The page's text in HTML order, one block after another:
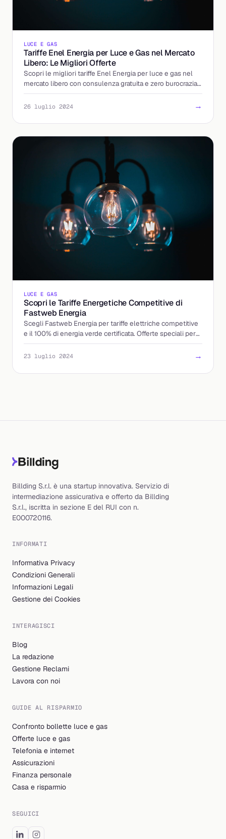
LUCE E GAS
Tariffe Enel Energia per Luce e Gas nel Mercato
Libero: Le Migliori Offerte
Scopri le migliori tariffe Enel Energia per luce e gas nel
mercato libero con consulenza gratuita e zero burocrazia
grazie a Billding.it.
26 luglio 2024 →
LUCE E GAS
Scopri le Tariffe Energetiche Competitive di
Fastweb Energia
Scegli Fastweb Energia per tariffe elettriche competitive
e il 100% di energia verde certificata. Offerte speciali per
clienti Fastweb.
23 luglio 2024 →
Billding S.r.l. è una startup innovativa. Servizio di
intermediazione assicurativa e offerto da Billding
S.r.l., iscritta in sezione E del RUI con n.
E000720116.
INFORMATI
Informativa Privacy
Condizioni Generali
Informazioni Legali
Gestione dei Cookies
INTERAGISCI
Blog
La redazione
Gestione Reclami
Lavora con noi
GUIDE AL RISPARMIO
Confronto bollette luce e gas
Offerte luce e gas
Telefonia e internet
Assicurazioni
Finanza personale
Casa e risparmio
SEGUICI